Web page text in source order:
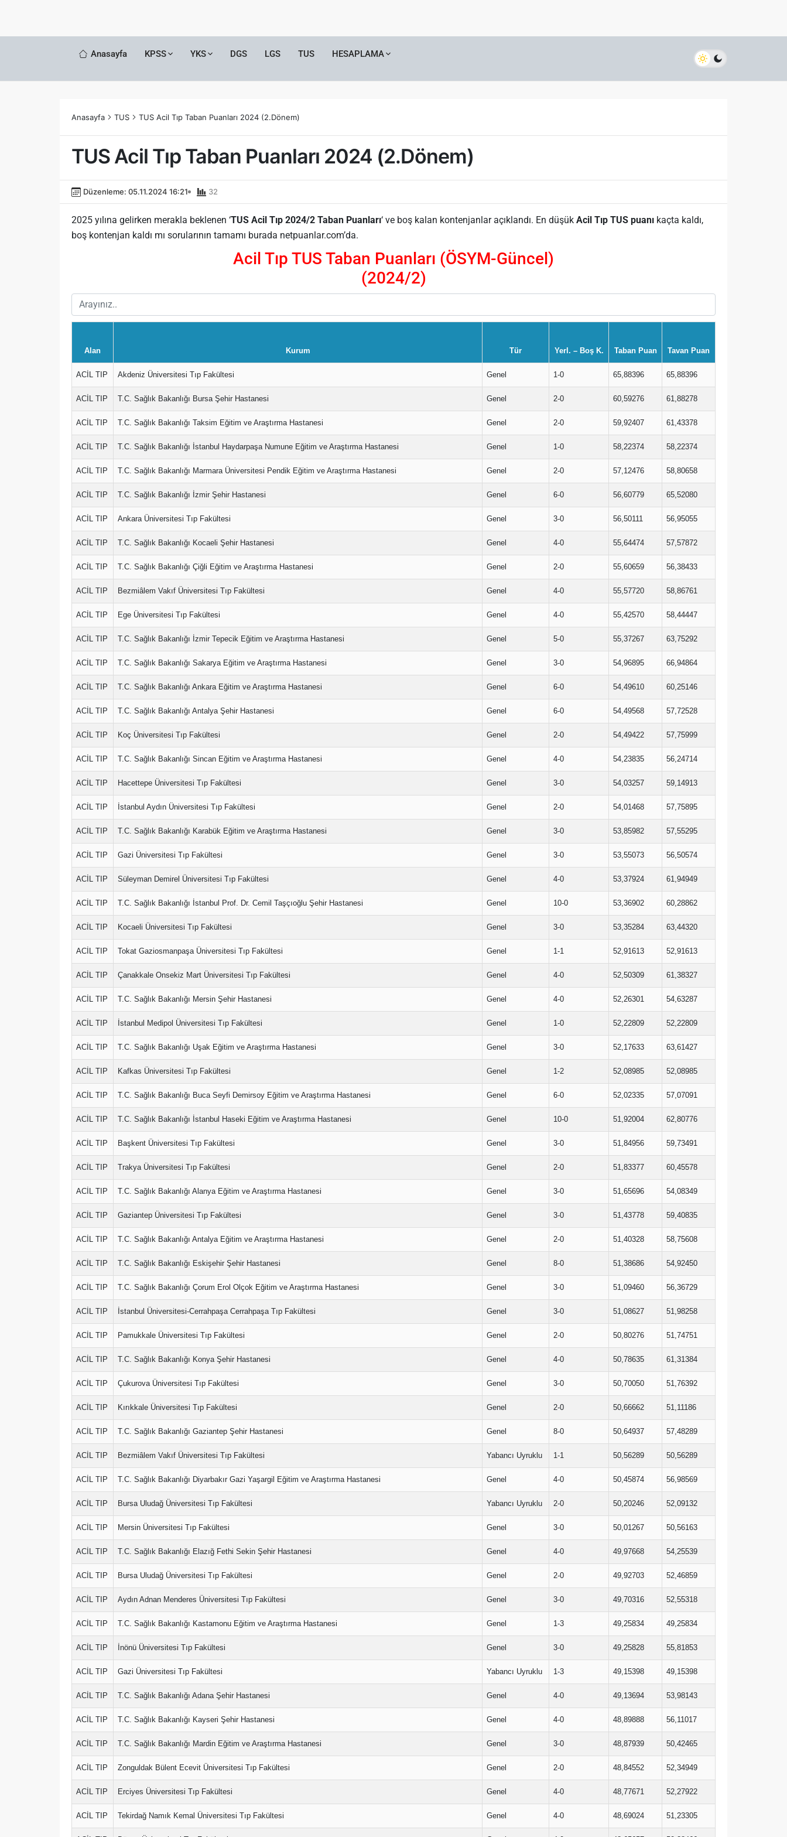
Anasayfa KPSS YKS DGS LGS TUS HESAPLAMA
Anasayfa TUS TUS Acil Tıp Taban Puanları 2024 (2.Dönem)
TUS Acil Tıp Taban Puanları 2024 (2.Dönem)
Düzenleme: 05.11.2024 16:21 32
2025 yılına gelirken merakla beklenen ‘TUS Acil Tıp 2024/2 Taban Puanları‘ ve boş kalan kontenjanlar açıklandı. En düşük Acil Tıp TUS puanı kaçta kaldı,
boş kontenjan kaldı mı sorularının tamamı burada netpuanlar.com’da.
Acil Tıp TUS Taban Puanları (ÖSYM-Güncel)
(2024/2)
Alan Kurum Tür Yerl. – Boş K. Taban Puan Tavan Puan
ACİL TIP Akdeniz Üniversitesi Tıp Fakültesi Genel 1-0 65,88396 65,88396
ACİL TIP T.C. Sağlık Bakanlığı Bursa Şehir Hastanesi Genel 2-0 60,59276 61,88278
ACİL TIP T.C. Sağlık Bakanlığı Taksim Eğitim ve Araştırma Hastanesi Genel 2-0 59,92407 61,43378
ACİL TIP T.C. Sağlık Bakanlığı İstanbul Haydarpaşa Numune Eğitim ve Araştırma Hastanesi Genel 1-0 58,22374 58,22374
ACİL TIP T.C. Sağlık Bakanlığı Marmara Üniversitesi Pendik Eğitim ve Araştırma Hastanesi Genel 2-0 57,12476 58,80658
ACİL TIP T.C. Sağlık Bakanlığı İzmir Şehir Hastanesi Genel 6-0 56,60779 65,52080
ACİL TIP Ankara Üniversitesi Tıp Fakültesi Genel 3-0 56,50111 56,95055
ACİL TIP T.C. Sağlık Bakanlığı Kocaeli Şehir Hastanesi Genel 4-0 55,64474 57,57872
ACİL TIP T.C. Sağlık Bakanlığı Çiğli Eğitim ve Araştırma Hastanesi Genel 2-0 55,60659 56,38433
ACİL TIP Bezmiâlem Vakıf Üniversitesi Tıp Fakültesi Genel 4-0 55,57720 58,86761
ACİL TIP Ege Üniversitesi Tıp Fakültesi Genel 4-0 55,42570 58,44447
ACİL TIP T.C. Sağlık Bakanlığı İzmir Tepecik Eğitim ve Araştırma Hastanesi Genel 5-0 55,37267 63,75292
ACİL TIP T.C. Sağlık Bakanlığı Sakarya Eğitim ve Araştırma Hastanesi Genel 3-0 54,96895 66,94864
ACİL TIP T.C. Sağlık Bakanlığı Ankara Eğitim ve Araştırma Hastanesi Genel 6-0 54,49610 60,25146
ACİL TIP T.C. Sağlık Bakanlığı Antalya Şehir Hastanesi Genel 6-0 54,49568 57,72528
ACİL TIP Koç Üniversitesi Tıp Fakültesi Genel 2-0 54,49422 57,75999
ACİL TIP T.C. Sağlık Bakanlığı Sincan Eğitim ve Araştırma Hastanesi Genel 4-0 54,23835 56,24714
ACİL TIP Hacettepe Üniversitesi Tıp Fakültesi Genel 3-0 54,03257 59,14913
ACİL TIP İstanbul Aydın Üniversitesi Tıp Fakültesi Genel 2-0 54,01468 57,75895
ACİL TIP T.C. Sağlık Bakanlığı Karabük Eğitim ve Araştırma Hastanesi Genel 3-0 53,85982 57,55295
ACİL TIP Gazi Üniversitesi Tıp Fakültesi Genel 3-0 53,55073 56,50574
ACİL TIP Süleyman Demirel Üniversitesi Tıp Fakültesi Genel 4-0 53,37924 61,94949
ACİL TIP T.C. Sağlık Bakanlığı İstanbul Prof. Dr. Cemil Taşçıoğlu Şehir Hastanesi Genel 10-0 53,36902 60,28862
ACİL TIP Kocaeli Üniversitesi Tıp Fakültesi Genel 3-0 53,35284 63,44320
ACİL TIP Tokat Gaziosmanpaşa Üniversitesi Tıp Fakültesi Genel 1-1 52,91613 52,91613
ACİL TIP Çanakkale Onsekiz Mart Üniversitesi Tıp Fakültesi Genel 4-0 52,50309 61,38327
ACİL TIP T.C. Sağlık Bakanlığı Mersin Şehir Hastanesi Genel 4-0 52,26301 54,63287
ACİL TIP İstanbul Medipol Üniversitesi Tıp Fakültesi Genel 1-0 52,22809 52,22809
ACİL TIP T.C. Sağlık Bakanlığı Uşak Eğitim ve Araştırma Hastanesi Genel 3-0 52,17633 63,61427
ACİL TIP Kafkas Üniversitesi Tıp Fakültesi Genel 1-2 52,08985 52,08985
ACİL TIP T.C. Sağlık Bakanlığı Buca Seyfi Demirsoy Eğitim ve Araştırma Hastanesi Genel 6-0 52,02335 57,07091
ACİL TIP T.C. Sağlık Bakanlığı İstanbul Haseki Eğitim ve Araştırma Hastanesi Genel 10-0 51,92004 62,80776
ACİL TIP Başkent Üniversitesi Tıp Fakültesi Genel 3-0 51,84956 59,73491
ACİL TIP Trakya Üniversitesi Tıp Fakültesi Genel 2-0 51,83377 60,45578
ACİL TIP T.C. Sağlık Bakanlığı Alanya Eğitim ve Araştırma Hastanesi Genel 3-0 51,65696 54,08349
ACİL TIP Gaziantep Üniversitesi Tıp Fakültesi Genel 3-0 51,43778 59,40835
ACİL TIP T.C. Sağlık Bakanlığı Antalya Eğitim ve Araştırma Hastanesi Genel 2-0 51,40328 58,75608
ACİL TIP T.C. Sağlık Bakanlığı Eskişehir Şehir Hastanesi Genel 8-0 51,38686 54,92450
ACİL TIP T.C. Sağlık Bakanlığı Çorum Erol Olçok Eğitim ve Araştırma Hastanesi Genel 3-0 51,09460 56,36729
ACİL TIP İstanbul Üniversitesi-Cerrahpaşa Cerrahpaşa Tıp Fakültesi Genel 3-0 51,08627 51,98258
ACİL TIP Pamukkale Üniversitesi Tıp Fakültesi Genel 2-0 50,80276 51,74751
ACİL TIP T.C. Sağlık Bakanlığı Konya Şehir Hastanesi Genel 4-0 50,78635 61,31384
ACİL TIP Çukurova Üniversitesi Tıp Fakültesi Genel 3-0 50,70050 51,76392
ACİL TIP Kırıkkale Üniversitesi Tıp Fakültesi Genel 2-0 50,66662 51,11186
ACİL TIP T.C. Sağlık Bakanlığı Gaziantep Şehir Hastanesi Genel 8-0 50,64937 57,48289
ACİL TIP Bezmiâlem Vakıf Üniversitesi Tıp Fakültesi Yabancı Uyruklu 1-1 50,56289 50,56289
ACİL TIP T.C. Sağlık Bakanlığı Diyarbakır Gazi Yaşargil Eğitim ve Araştırma Hastanesi Genel 4-0 50,45874 56,98569
ACİL TIP Bursa Uludağ Üniversitesi Tıp Fakültesi Yabancı Uyruklu 2-0 50,20246 52,09132
ACİL TIP Mersin Üniversitesi Tıp Fakültesi Genel 3-0 50,01267 50,56163
ACİL TIP T.C. Sağlık Bakanlığı Elazığ Fethi Sekin Şehir Hastanesi Genel 4-0 49,97668 54,25539
ACİL TIP Bursa Uludağ Üniversitesi Tıp Fakültesi Genel 2-0 49,92703 52,46859
ACİL TIP Aydın Adnan Menderes Üniversitesi Tıp Fakültesi Genel 3-0 49,70316 52,55318
ACİL TIP T.C. Sağlık Bakanlığı Kastamonu Eğitim ve Araştırma Hastanesi Genel 1-3 49,25834 49,25834
ACİL TIP İnönü Üniversitesi Tıp Fakültesi Genel 3-0 49,25828 55,81853
ACİL TIP Gazi Üniversitesi Tıp Fakültesi Yabancı Uyruklu 1-3 49,15398 49,15398
ACİL TIP T.C. Sağlık Bakanlığı Adana Şehir Hastanesi Genel 4-0 49,13694 53,98143
ACİL TIP T.C. Sağlık Bakanlığı Kayseri Şehir Hastanesi Genel 4-0 48,89888 56,11017
ACİL TIP T.C. Sağlık Bakanlığı Mardin Eğitim ve Araştırma Hastanesi Genel 3-0 48,87939 50,42465
ACİL TIP Zonguldak Bülent Ecevit Üniversitesi Tıp Fakültesi Genel 2-0 48,84552 52,34949
ACİL TIP Erciyes Üniversitesi Tıp Fakültesi Genel 4-0 48,77671 52,27922
ACİL TIP Tekirdağ Namık Kemal Üniversitesi Tıp Fakültesi Genel 4-0 48,69024 51,23305